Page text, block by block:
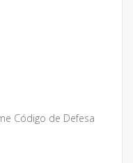
Código de Defesa